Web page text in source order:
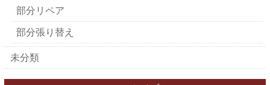
部分リペア
部分張り替え
未分類